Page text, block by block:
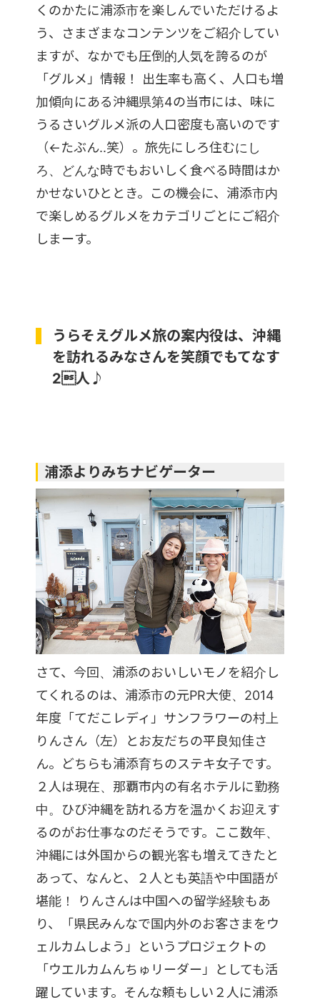
くのかたに浦添市を楽しんでいただけるよ
う、さまざまなコンテンツをご紹介してい
ますが、なかでも圧倒的人気を誇るのが
「グルメ」情報！ 出生率も高く、人口も増
加傾向にある沖縄県第4の当市には、味に
うるさいグルメ派の人口密度も高いのです
（←たぶん..笑）。旅先にしろ住むにし
ろ、どんな時でもおいしく食べる時間はか
かせないひととき。この機会に、浦添市内
で楽しめるグルメをカテゴリごとにご紹介
しまーす。
うらそえグルメ旅の案内役は、沖縄
を訪れるみなさんを笑顔でもてなす
2人♪
浦添よりみちナビゲーター
さて、今回、浦添のおいしいモノを紹介し
てくれるのは、浦添市の元PR大使、2014
年度「てだこレディ」サンフラワーの村上
りんさん（左）とお友だちの平良知佳さ
ん。どちらも浦添育ちのステキ女子です。
２人は現在、那覇市内の有名ホテルに勤務
中。ひび沖縄を訪れる方を温かくお迎えす
るのがお仕事なのだそうです。ここ数年、
沖縄には外国からの観光客も増えてきたと
あって、なんと、２人とも英語や中国語が
堪能！ りんさんは中国への留学経験もあ
り、「県民みんなで国内外のお客さまをウ
ェルカムしよう」というプロジェクトの
「ウエルカムんちゅリーダー」としても活
躍しています。そんな頼もしい２人に浦添